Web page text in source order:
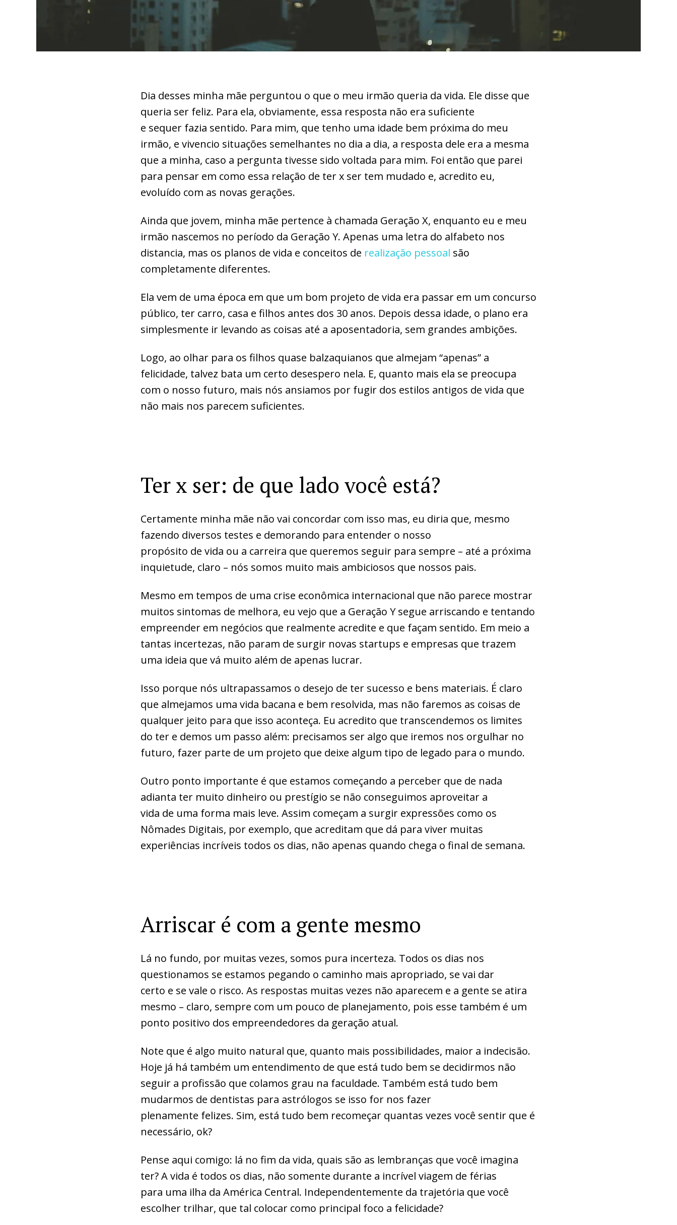
Dia desses minha mãe perguntou o que o meu irmão queria da vida. Ele disse que
queria ser feliz. Para ela, obviamente, essa resposta não era suficiente
e sequer fazia sentido. Para mim, que tenho uma idade bem próxima do meu
irmão, e vivencio situações semelhantes no dia a dia, a resposta dele era a mesma
que a minha, caso a pergunta tivesse sido voltada para mim. Foi então que parei
para pensar em como essa relação de ter x ser tem mudado e, acredito eu,
evoluído com as novas gerações.
Ainda que jovem, minha mãe pertence à chamada Geração X, enquanto eu e meu
irmão nascemos no período da Geração Y. Apenas uma letra do alfabeto nos
distancia, mas os planos de vida e conceitos de realização pessoal são
completamente diferentes.
Ela vem de uma época em que um bom projeto de vida era passar em um concurso
público, ter carro, casa e filhos antes dos 30 anos. Depois dessa idade, o plano era
simplesmente ir levando as coisas até a aposentadoria, sem grandes ambições.
Logo, ao olhar para os filhos quase balzaquianos que almejam “apenas” a
felicidade, talvez bata um certo desespero nela. E, quanto mais ela se preocupa
com o nosso futuro, mais nós ansiamos por fugir dos estilos antigos de vida que
não mais nos parecem suficientes.
Ter x ser: de que lado você está?
Certamente minha mãe não vai concordar com isso mas, eu diria que, mesmo
fazendo diversos testes e demorando para entender o nosso
propósito de vida ou a carreira que queremos seguir para sempre – até a próxima
inquietude, claro – nós somos muito mais ambiciosos que nossos pais.
Mesmo em tempos de uma crise econômica internacional que não parece mostrar
muitos sintomas de melhora, eu vejo que a Geração Y segue arriscando e tentando
empreender em negócios que realmente acredite e que façam sentido. Em meio a
tantas incertezas, não param de surgir novas startups e empresas que trazem
uma ideia que vá muito além de apenas lucrar.
Isso porque nós ultrapassamos o desejo de ter sucesso e bens materiais. É claro
que almejamos uma vida bacana e bem resolvida, mas não faremos as coisas de
qualquer jeito para que isso aconteça. Eu acredito que transcendemos os limites
do ter e demos um passo além: precisamos ser algo que iremos nos orgulhar no
futuro, fazer parte de um projeto que deixe algum tipo de legado para o mundo.
Outro ponto importante é que estamos começando a perceber que de nada
adianta ter muito dinheiro ou prestígio se não conseguimos aproveitar a
vida de uma forma mais leve. Assim começam a surgir expressões como os
Nômades Digitais, por exemplo, que acreditam que dá para viver muitas
experiências incríveis todos os dias, não apenas quando chega o final de semana.
Arriscar é com a gente mesmo
Lá no fundo, por muitas vezes, somos pura incerteza. Todos os dias nos
questionamos se estamos pegando o caminho mais apropriado, se vai dar
certo e se vale o risco. As respostas muitas vezes não aparecem e a gente se atira
mesmo – claro, sempre com um pouco de planejamento, pois esse também é um
ponto positivo dos empreendedores da geração atual.
Note que é algo muito natural que, quanto mais possibilidades, maior a indecisão.
Hoje já há também um entendimento de que está tudo bem se decidirmos não
seguir a profissão que colamos grau na faculdade. Também está tudo bem
mudarmos de dentistas para astrólogos se isso for nos fazer
plenamente felizes. Sim, está tudo bem recomeçar quantas vezes você sentir que é
necessário, ok?
Pense aqui comigo: lá no fim da vida, quais são as lembranças que você imagina
ter? A vida é todos os dias, não somente durante a incrível viagem de férias
para uma ilha da América Central. Independentemente da trajetória que você
escolher trilhar, que tal colocar como principal foco a felicidade?